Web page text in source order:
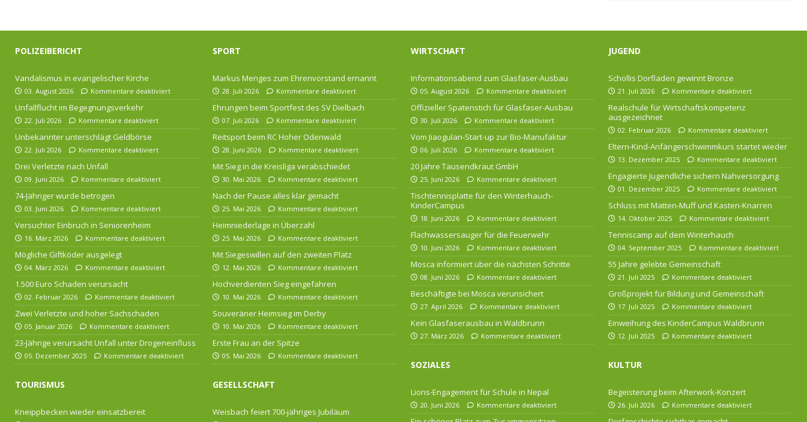
POLIZEIBERICHT
Vandalismus in evangelischer Kirche
03. August 2026 Kommentare deaktiviert
Unfallflucht im Begegnungsverkehr
22. Juli 2026 Kommentare deaktiviert
Unbekannter unterschlägt Geldbörse
22. Juli 2026 Kommentare deaktiviert
Drei Verletzte nach Unfall
09. Juni 2026 Kommentare deaktiviert
74-Jähriger wurde betrogen
03. Juni 2026 Kommentare deaktiviert
Versuchter Einbruch in Seniorenheim
16. März 2026 Kommentare deaktiviert
Mögliche Giftköder ausgelegt
04. März 2026 Kommentare deaktiviert
1.500 Euro Schaden verursacht
02. Februar 2026 Kommentare deaktiviert
Zwei Verletzte und hoher Sachschaden
05. Januar 2026 Kommentare deaktiviert
23-Jährige verursacht Unfall unter Drogeneinfluss
05. Dezember 2025 Kommentare deaktiviert
TOURISMUS
Kneippbecken wieder einsatzbereit
SPORT
Markus Menges zum Ehrenvorstand ernannt
28. Juli 2026 Kommentare deaktiviert
Ehrungen beim Sportfest des SV Dielbach
07. Juli 2026 Kommentare deaktiviert
Reitsport beim RC Hoher Odenwald
28. Juni 2026 Kommentare deaktiviert
Mit Sieg in die Kreisliga verabschiedet
30. Mai 2026 Kommentare deaktiviert
Nach der Pause alles klar gemacht
25. Mai 2026 Kommentare deaktiviert
Heimniederlage in Überzahl
25. Mai 2026 Kommentare deaktiviert
Mit Siegeswillen auf den zweiten Platz
12. Mai 2026 Kommentare deaktiviert
Hochverdienten Sieg eingefahren
10. Mai 2026 Kommentare deaktiviert
Souveräner Heimsieg im Derby
10. Mai 2026 Kommentare deaktiviert
Erste Frau an der Spitze
05. Mai 2026 Kommentare deaktiviert
GESELLSCHAFT
Weisbach feiert 700-jähriges Jubiläum
WIRTSCHAFT
Informationsabend zum Glasfaser-Ausbau
05. August 2026 Kommentare deaktiviert
Offizieller Spatenstich für Glasfaser-Ausbau
30. Juli 2026 Kommentare deaktiviert
Vom Jiaogulan-Start-up zur Bio-Manufaktur
06. Juli 2026 Kommentare deaktiviert
20 Jahre Tausendkraut GmbH
25. Juni 2026 Kommentare deaktiviert
Tischtennisplatte für den Winterhauch-
KinderCampus
18. Juni 2026 Kommentare deaktiviert
Flachwassersauger für die Feuerwehr
10. Juni 2026 Kommentare deaktiviert
Mosca informiert über die nächsten Schritte
08. Juni 2026 Kommentare deaktiviert
Beschäftigte bei Mosca verunsichert
27. April 2026 Kommentare deaktiviert
Kein Glasfaserausbau in Waldbrunn
27. März 2026 Kommentare deaktiviert
SOZIALES
Lions-Engagement für Schule in Nepal
20. Juni 2026 Kommentare deaktiviert
JUGEND
Schollis Dorfladen gewinnt Bronze
21. Juli 2026 Kommentare deaktiviert
Realschule für Wirtschaftskompetenz
ausgezeichnet
02. Februar 2026 Kommentare deaktiviert
Eltern-Kind-Anfängerschwimmkurs startet wieder
13. Dezember 2025 Kommentare deaktiviert
Engagierte Jugendliche sichern Nahversorgung
01. Dezember 2025 Kommentare deaktiviert
Schluss mit Matten-Muff und Kasten-Knarren
14. Oktober 2025 Kommentare deaktiviert
Tenniscamp auf dem Winterhauch
04. September 2025 Kommentare deaktiviert
55 Jahre gelebte Gemeinschaft
21. Juli 2025 Kommentare deaktiviert
Großprojekt für Bildung und Gemeinschaft
17. Juli 2025 Kommentare deaktiviert
Einweihung des KinderCampus Waldbrunn
12. Juli 2025 Kommentare deaktiviert
KULTUR
Begeisterung beim Afterwork-Konzert
26. Juli 2026 Kommentare deaktiviert